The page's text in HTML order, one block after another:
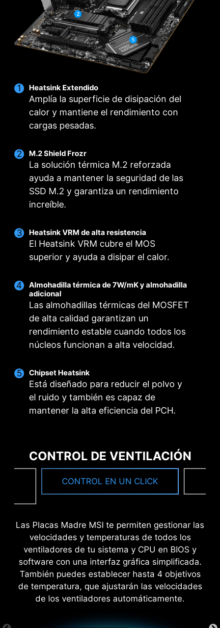
Heatsink Extendido
Amplía la superficie de disipación del
calor y mantiene el rendimiento con
cargas pesadas.
M.2 Shield Frozr
La solución térmica M.2 reforzada
ayuda a mantener la seguridad de las
SSD M.2 y garantiza un rendimiento
increíble.
Heatsink VRM de alta resistencia
El Heatsink VRM cubre el MOS
superior y ayuda a disipar el calor.
Almohadilla térmica de 7W/mK y almohadilla
adicional
Las almohadillas térmicas del MOSFET
de alta calidad garantizan un
rendimiento estable cuando todos los
núcleos funcionan a alta velocidad.
Chipset Heatsink
Está diseñado para reducir el polvo y
el ruido y también es capaz de
mantener la alta eficiencia del PCH.
CONTROL DE VENTILACIÓN
CONTROL EN UN CLICK
Las Placas Madre MSI te permiten gestionar las
velocidades y temperaturas de todos los
ventiladores de tu sistema y CPU en BIOS y
software con una interfaz gráfica simplificada.
También puedes establecer hasta 4 objetivos
de temperatura, que ajustarán las velocidades
de los ventiladores automáticamente.
con una precisión milimétrica. No solo es
compatible con CPU multi-core, también crea
las condiciones perfectas para el overclocking
de tu CPU.
El diseño del PCB se ha optimizado para
obtener un mayor ancho de banda y una mayor
velocidad de transferencia, lo que también es
circuitos.
6 capas PCB
2oz Cobre Espesado
SWITCH DE RENDIMIENTO
Performance Switch combina las ventajas del
PBO (Precision Boost Overdrive) por defecto de
AMD y los ajustes de OC propios de MSI,
proporcionando un mayor rendimiento de la
INSTALADOR DE DRIVERS
Una vez conectado a Internet, MSI Driver Utility
Installer detectará y presentará
adecuados, que podrá descargar e instalar con
sólo unos clics.Más Información
*Asegúrese de conectarse a Internet o MSI DRIVER
UTILITY INSTALLER no se iniciará automáticamente.